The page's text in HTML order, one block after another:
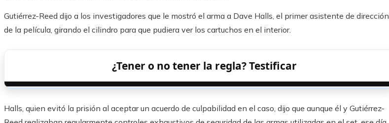
Gutiérrez-Reed dijo a los investigadores que le mostró el arma a Dave Halls, el primer asistente de dirección
de la película, girando el cilindro para que pudiera ver los cartuchos en el interior.
¿Tener o no tener la regla? Testificar
Halls, quien evitó la prisión al aceptar un acuerdo de culpabilidad en el caso, dijo que aunque él y Gutiérrez-